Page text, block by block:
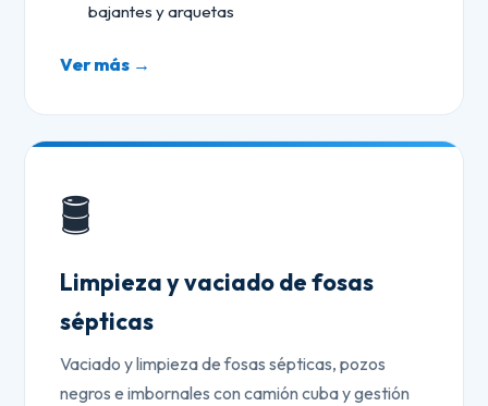
bajantes y arquetas
Ver más →
🛢️
Limpieza y vaciado de fosas
sépticas
Vaciado y limpieza de fosas sépticas, pozos
negros e imbornales con camión cuba y gestión